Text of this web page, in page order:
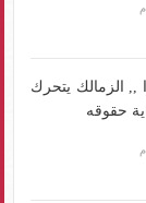
,, الزمالك يتحرك
حقوقه